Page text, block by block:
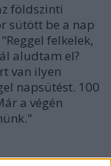
földszinti
sütött be a nap
felkelek,
aludtam el?
van ilyen
napsütést. 100
a végén